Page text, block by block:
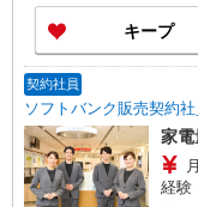
い・
+゜
キープ
契約社員
ソフトバンク販売契約社
家電